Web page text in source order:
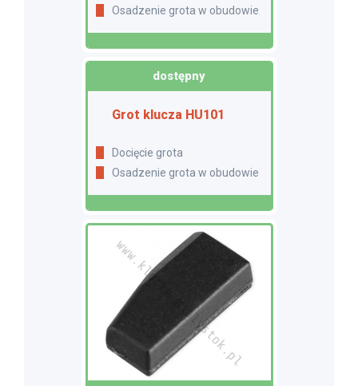
Osadzenie grota w obudowie
dostępny
Grot klucza HU101
Docięcie grota
Osadzenie grota w obudowie